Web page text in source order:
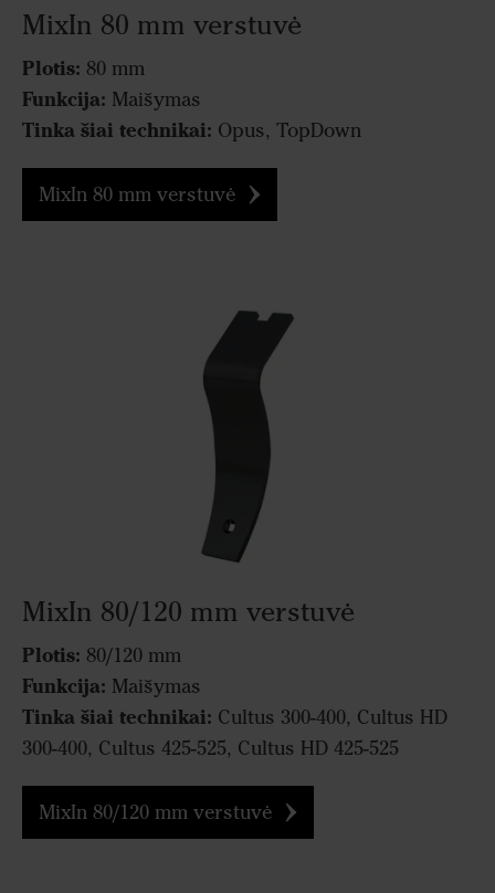
MixIn 80 mm verstuvė
Plotis: 80 mm
Funkcija: Maišymas
Tinka šiai technikai: Opus, TopDown
MixIn 80 mm verstuvė
MixIn 80/120 mm verstuvė
Plotis: 80/120 mm
Funkcija: Maišymas
Tinka šiai technikai: Cultus 300-400, Cultus HD
300-400, Cultus 425-525, Cultus HD 425-525
MixIn 80/120 mm verstuvė